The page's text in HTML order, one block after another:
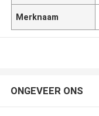
Merknaam
ONGEVEER ONS